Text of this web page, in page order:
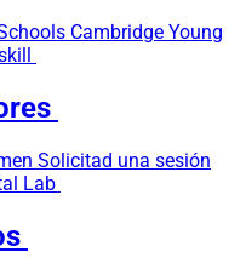
Cambridge Young
Solicitad una sesión
Lab